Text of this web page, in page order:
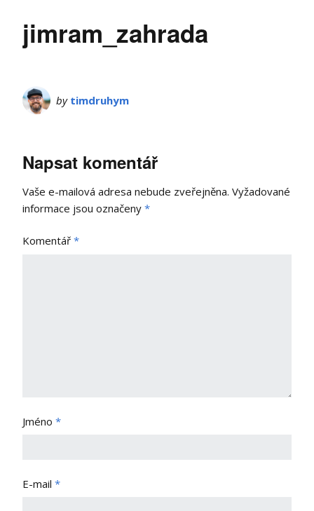
jimram_zahrada
by timdruhym
Napsat komentář
Vaše e-mailová adresa nebude zveřejněna. Vyžadované
informace jsou označeny *
Komentář *
Jméno *
E-mail *